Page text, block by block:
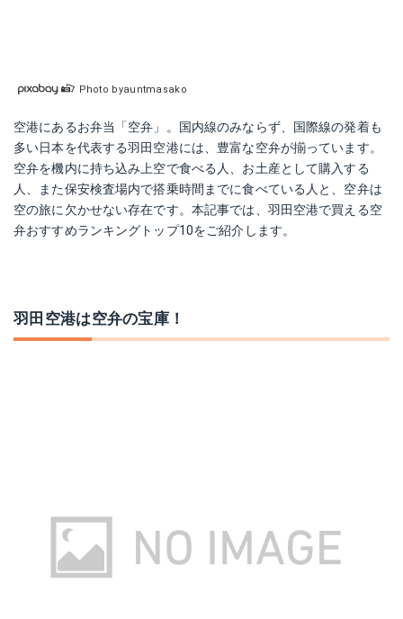
Photo byauntmasako
空港にあるお弁当「空弁」。国内線のみならず、国際線の発着も
多い日本を代表する羽田空港には、豊富な空弁が揃っています。
空弁を機内に持ち込み上空で食べる人、お土産として購入する
人、また保安検査場内で搭乗時間までに食べている人と、空弁は
空の旅に欠かせない存在です。本記事では、羽田空港で買える空
弁おすすめランキングトップ10をご紹介します。
羽田空港は空弁の宝庫！